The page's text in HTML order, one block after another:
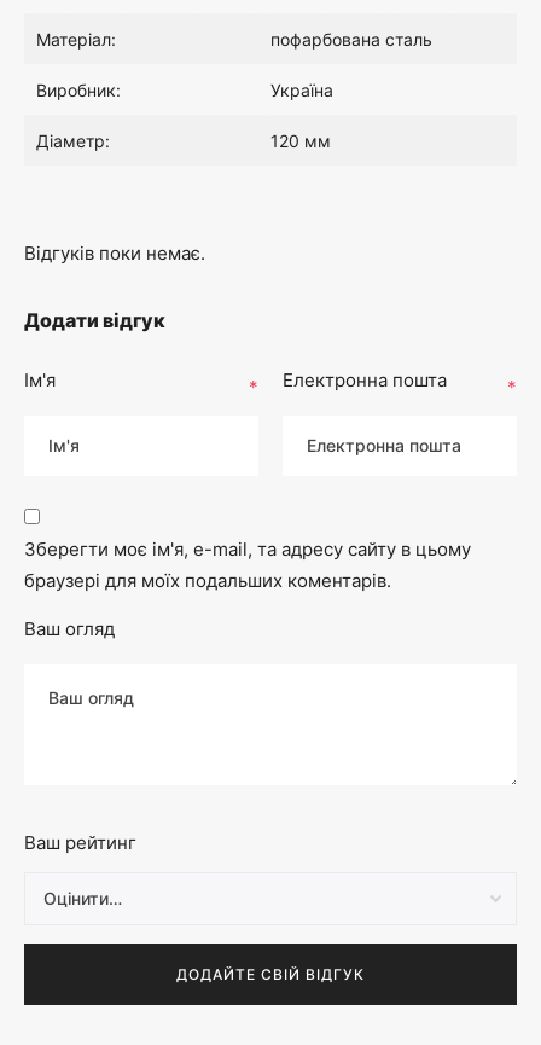
Матеріал: пофарбована сталь
Виробник: Україна
Діаметр: 120 мм
Відгуків поки немає.
Додати відгук
Ім'я * Електронна пошта *
Зберегти моє ім'я, e-mail, та адресу сайту в цьому
браузері для моїх подальших коментарів.
Ваш огляд
Ваш рейтинг